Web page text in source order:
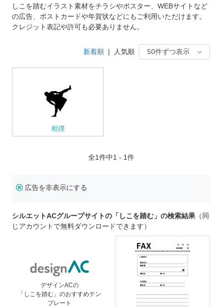
しこを踏むイラスト素材をチラシやポスター、WEBサイトなど
の広告、ポストカードや年賀状などにもご利用いただけます。
クレジット表記や許可も必要ありません。
新着順 | 人気順
相撲
全1件中1 - 1件
広告を非表示にする
シルエットACグループサイトの「しこを踏む」の検索結果 （同
じアカウントで無料ダウンロードできます）
デザインACの
「しこを踏む」のおすすめテン
プレート